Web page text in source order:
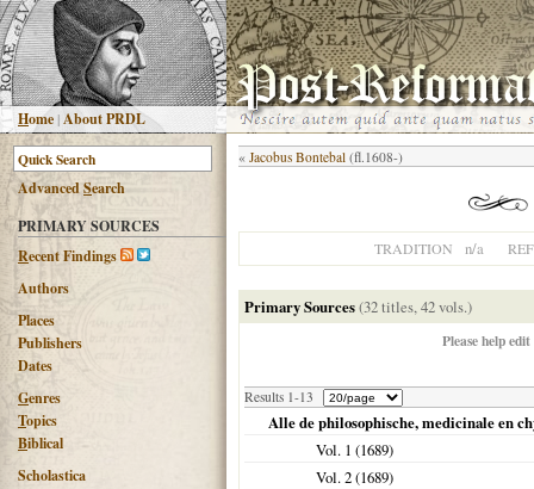
Home |About PRDL
AdvancedSearch
PRIMARY SOURCES
Recent Findings
Authors
Places
Publishers
Dates
Genres
Topics
Biblical
Scholastica
« Jacobus Bontebal (fl.1608-)
TRADITION n/a
Primary Sources(32 titles, 42 vols.)
Please help
Results 1-13
Alle de philosophische, medicinale en
Vol. 1 (1689)
Vol. 2 (1689)